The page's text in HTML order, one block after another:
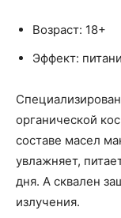
Возраст: 18+
Эффект:
органической
составе масел
увлажняет,
дня. А сквален
излучения.